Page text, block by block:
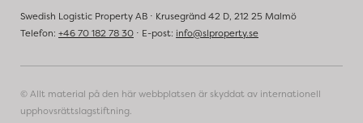
Swedish Logistic Property AB ⋅ Krusegränd 42 D, 212 25 Malmö
Telefon: +46 70 182 78 30 ⋅ E-post: info@slproperty.se
© Allt material på den här webbplatsen är skyddat av internationell
upphovsrättslagstiftning.